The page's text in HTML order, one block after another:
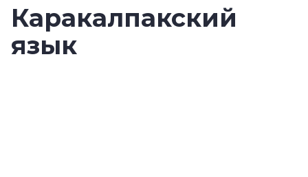
Каракалпакский
язык